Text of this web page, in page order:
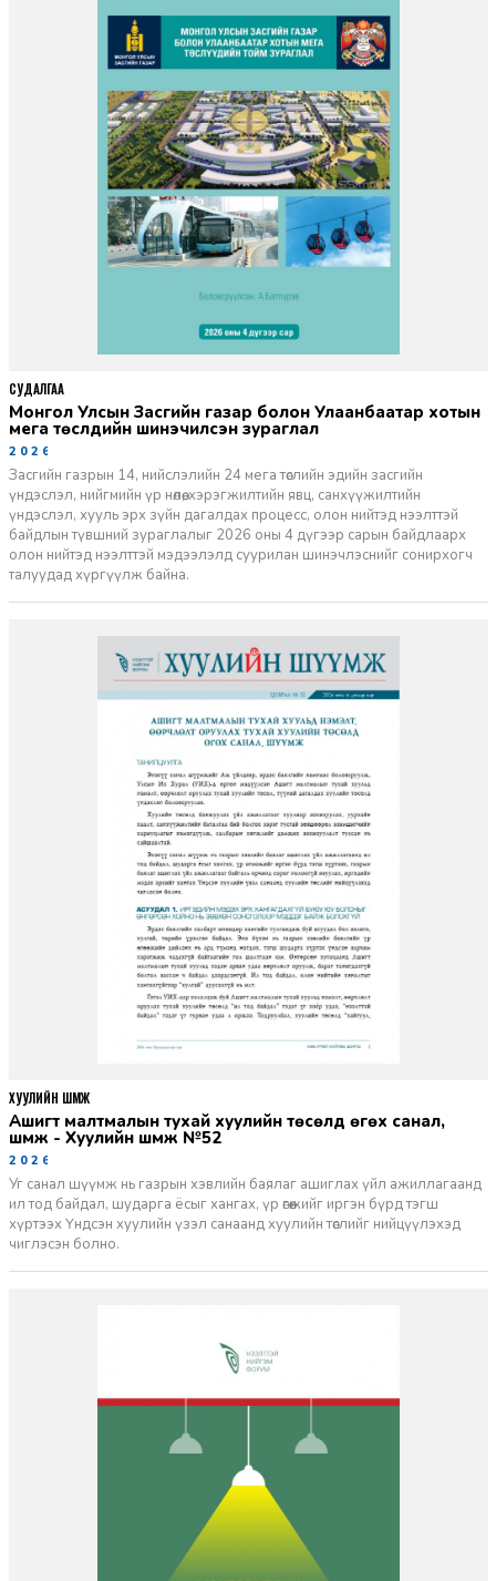
Монгол Улсын Засгийн газар болон Улаанбаатар хотын
мега төслүүдийн шинэчилсэн зураглал
2026-06-29
Засгийн газрын 14, нийслэлийн 24 мега төслийн эдийн засгийн
үндэслэл, нийгмийн үр нөлөө, хэрэгжилтийн явц, санхүүжилтийн
үндэслэл, хууль эрх зүйн дагалдах процесс, олон нийтэд нээлттэй
байдлын түвшний зураглалыг 2026 оны 4 дүгээр сарын байдлаарх
олон нийтэд нээлттэй мэдээлэлд суурилан шинэчлэснийг сонирхогч
талуудад хүргүүлж байна.
СУДАЛГАА
Ашигт малтмалын тухай хуулийн төсөлд өгөх санал,
шүүмж - Хуулийн шүүмж №52
2026-06-29
Уг санал шүүмж нь газрын хэвлийн баялаг ашиглах үйл ажиллагаанд
ил тод байдал, шударга ёсыг хангах, үр өгөөжийг иргэн бүрд тэгш
хүртээх Үндсэн хуулийн үзэл санаанд хуулийн төслийг нийцүүлэхэд
чиглэсэн болно.
ХУУЛИЙН ШҮҮМЖ